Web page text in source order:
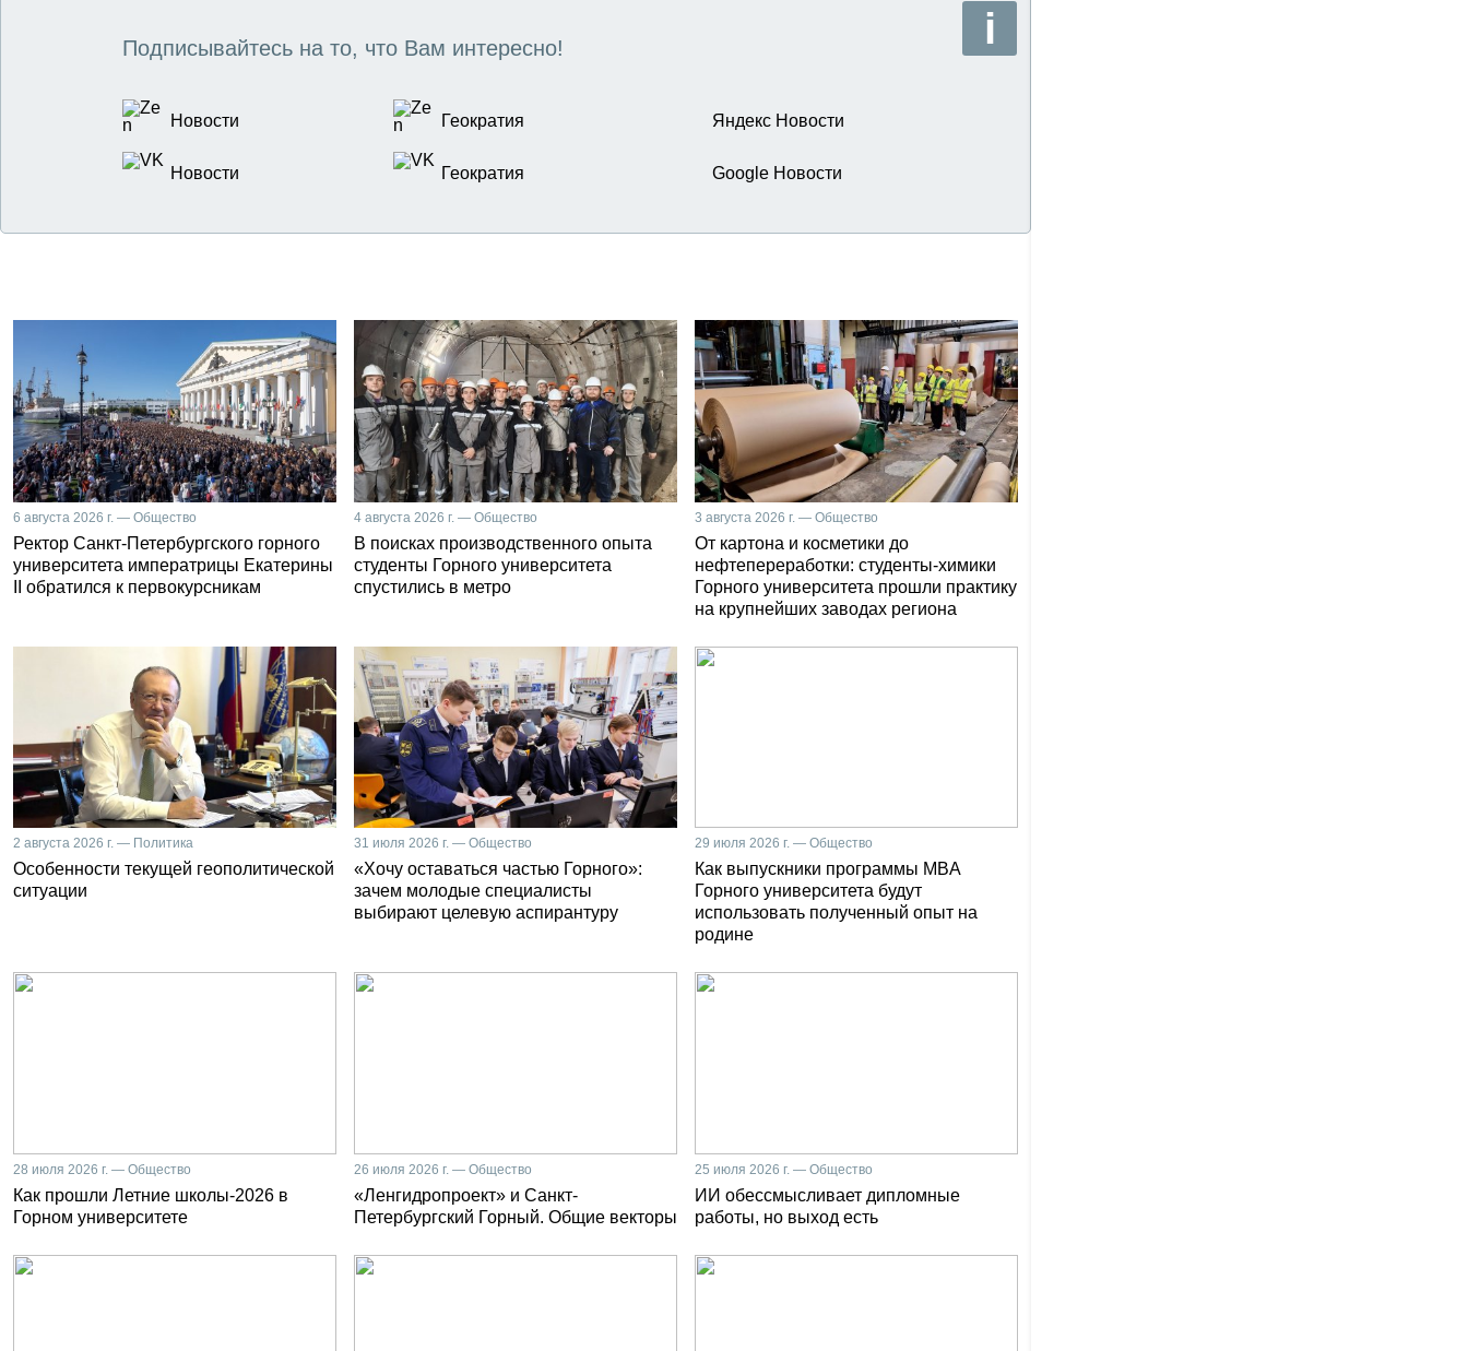
Подписывайтесь на то, что Вам интересно!
Новости Геократия Яндекс Новости
Новости Геократия Google Новости
6 августа 2026 г. — Общество
Ректор Санкт-Петербургского горного
университета императрицы Екатерины
II обратился к первокурсникам
4 августа 2026 г. — Общество
В поисках производственного опыта
студенты Горного университета
спустились в метро
3 августа 2026 г. — Общество
От картона и косметики до
нефтепереработки: студенты-химики
Горного университета прошли практику
на крупнейших заводах региона
2 августа 2026 г. — Политика
Особенности текущей геополитической
ситуации
31 июля 2026 г. — Общество
«Хочу оставаться частью Горного»:
зачем молодые специалисты
выбирают целевую аспирантуру
29 июля 2026 г. — Общество
Как выпускники программы MBA
Горного университета будут
использовать полученный опыт на
родине
28 июля 2026 г. — Общество
Как прошли Летние школы-2026 в
Горном университете
26 июля 2026 г. — Общество
«Ленгидропроект» и Санкт-
Петербургский Горный. Общие векторы
25 июля 2026 г. — Общество
ИИ обессмысливает дипломные
работы, но выход есть